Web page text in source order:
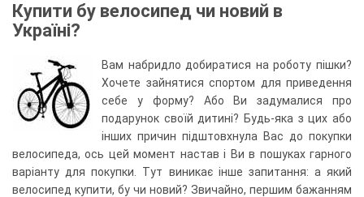
Купити бу велосипед чи новий в
Україні?
Вам набридло добиратися на роботу пішки?
Хочете зайнятися спортом для приведення
себе у форму? Або Ви задумалися про
подарунок своїй дитині? Будь-яка з цих або
інших причин підштовхнула Вас до покупки
велосипеда, ось цей момент настав і Ви в пошуках гарного
варіанту для покупки. Тут виникає інше запитання: а який
велосипед купити, бу чи новий? Звичайно, першим бажанням